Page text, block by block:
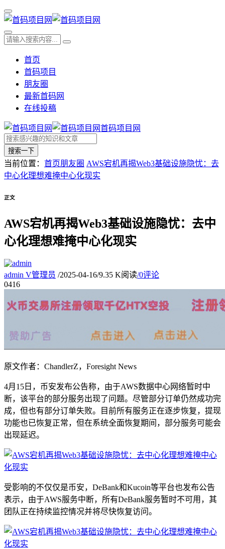
首页
首码项目
朋友圈
最新首码网
在线投稿
首码项目网
搜索一下
当前位置： 首页朋友圈 AWS宕机再揭Web3基础设施隐忧：去
中心化理想难掩中心化现实
正文
AWS宕机再揭Web3基础设施隐忧：去中
心化理想难掩中心化现实
admin V管理员 /2025-04-16/9.35 K阅读/0评论
0416
原文作者：ChandlerZ，Foresight News
4月15日，币安发布公告称，由于AWS数据中心网络暂时中
断，该平台的部分服务出现了问题。尽管部分订单仍然成功完
成，但也有部分订单失败。目前所有服务正在逐步恢复，提现
功能也已恢复正常，但在系统全面恢复期间，部分服务可能会
出现延迟。
受影响的不仅仅是币安，DeBank和Kucoin等平台也发布公告
表示，由于AWS服务中断，所有DeBank服务暂时不可用，其
团队正在持续监控情况并将尽快恢复访问。